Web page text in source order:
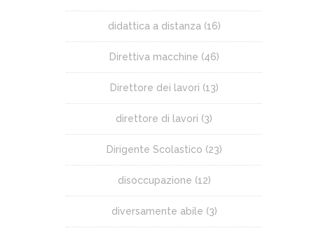
didattica a distanza(16)
Direttiva macchine (46)
Direttore dei lavori (13)
direttore di lavori (3)
Dirigente Scolastico (23)
disoccupazione (12)
diversamente abile (3)